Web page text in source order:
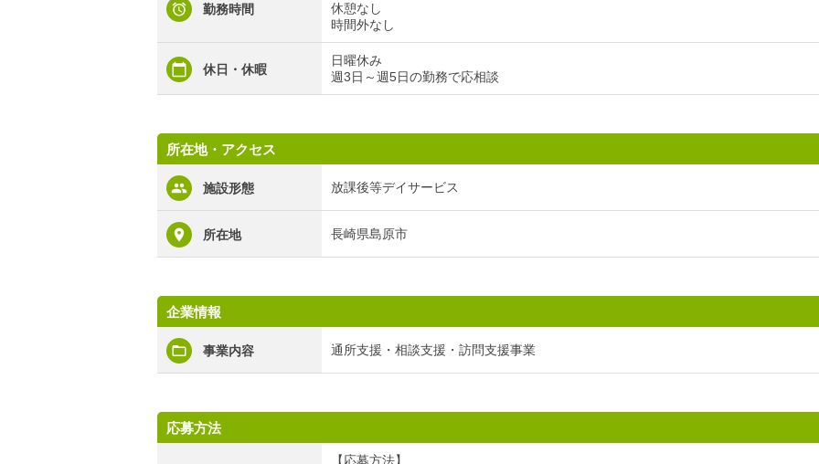
勤務時間
休憩なし
時間外なし
休日・休暇
日曜休み
週3日～週5日の勤務で応相談
所在地・アクセス
施設形態 放課後等デイサービス
所在地 長崎県島原市
企業情報
事業内容 通所支援・相談支援・訪問支援事業
応募方法
【応募方法】